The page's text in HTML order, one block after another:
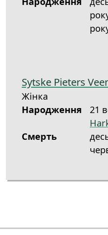
Sytske Pieters
Жінка
Народження
21
Смерть